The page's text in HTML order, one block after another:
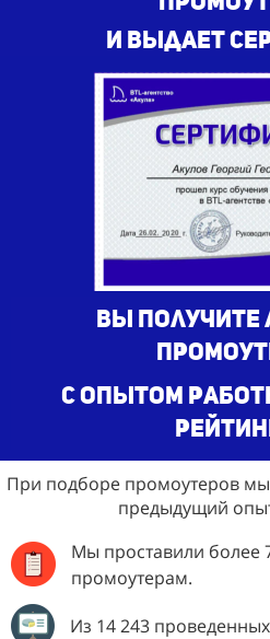
и выдает
Вы получите
с опытом
При подборе промоутеров
предыдущий
Мы проставили более
промоутерам.
Из 14 243